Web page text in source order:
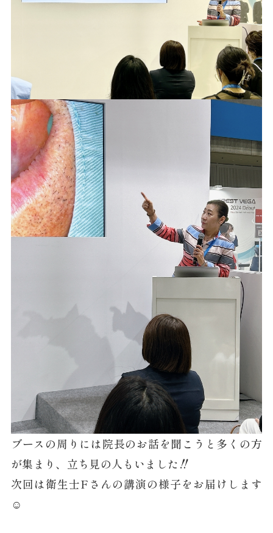
ブースの周りには院長のお話を聞こうと多くの方
が集まり、立ち見の人もいました‼︎
次回は衛生士Fさんの講演の様子をお届けします
☺️